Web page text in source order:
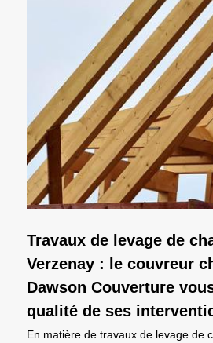
Travaux de levage de
Verzenay : le couvreur
Dawson Couverture
qualité de ses
En matière de travaux de levage de